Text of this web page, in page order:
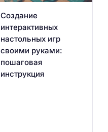
Создание
интерактивных
настольных игр
своими руками:
пошаговая
инструкция